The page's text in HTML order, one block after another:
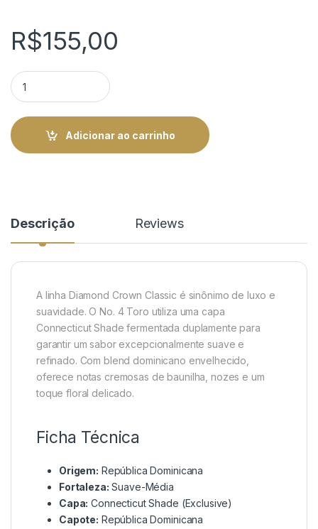
R$155,00
Diamond Crown Classic No. 4 Toro - Luxo Suave | Rei do
Adicionar ao carrinho
Descrição Reviews
A linha Diamond Crown Classic é sinônimo de luxo e
suavidade. O No. 4 Toro utiliza uma capa
Connecticut Shade fermentada duplamente para
garantir um sabor excepcionalmente suave e
refinado. Com blend dominicano envelhecido,
oferece notas cremosas de baunilha, nozes e um
toque floral delicado.
Ficha Técnica
Origem: República Dominicana
Fortaleza: Suave-Média
Capa: Connecticut Shade (Exclusive)
Capote: República Dominicana